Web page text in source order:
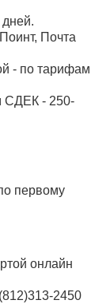
Почта
- по тарифам
СДЕК - 250-
первому
онлайн
2450